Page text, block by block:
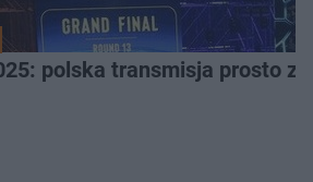
polska transmisja prosto